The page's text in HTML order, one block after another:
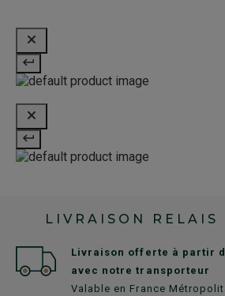
LIVRAISON RELAIS
Livraison offerte à partir
avec notre transporteur
Valable en France